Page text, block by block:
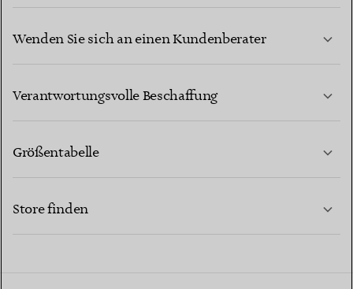
Wenden Sie sich an einen Kundenberater
Verantwortungsvolle Beschaffung
Größentabelle
Store finden